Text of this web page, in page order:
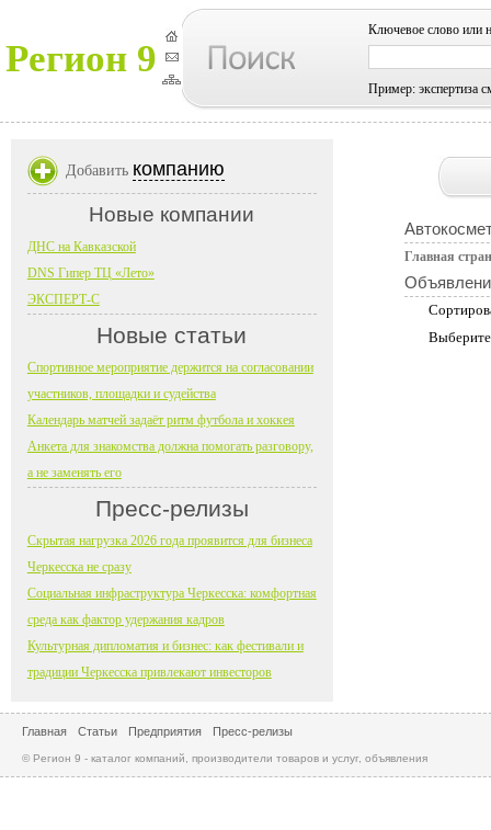
Регион 9
Ключевое слово или
Пример: экспертиза
Главная
Добавить компанию
Новые компании
ДНС на Кавказской
DNS Гипер ТЦ «Лето»
ЭКСПЕРТ-С
Новые статьи
Спортивное мероприятие держится на согласовании
участников, площадки и судейства
Календарь матчей задаёт ритм футбола и хоккея
Анкета для знакомства должна помогать разговору,
а не заменять его
Пресс-релизы
Скрытая нагрузка 2026 года проявится для бизнеса
Черкесска не сразу
Социальная инфраструктура Черкесска: комфортная
среда как фактор удержания кадров
Культурная дипломатия и бизнес: как фестивали и
традиции Черкесска привлекают инвесторов
Главная Статьи Предприятия Пресс-релизы
© Регион 9 - каталог компаний, производители товаров и услуг, объявления